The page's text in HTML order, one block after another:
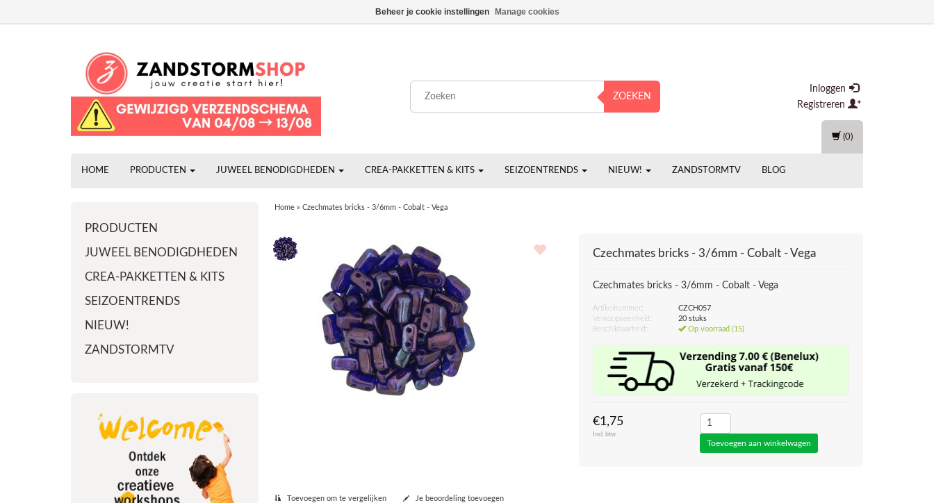
ZOEKEN
Inloggen
Registreren
HOME PRODUCTEN JUWEEL BENODIGDHEDEN CREA-PAKKETTEN & KITS SEIZOENTRENDS NIEUW! ZANDSTORMTV BLOG
(0)
PRODUCTEN
JUWEEL BENODIGDHEDEN
CREA-PAKKETTEN & KITS
SEIZOENTRENDS
NIEUW!
ZANDSTORMTV
Home» Czechmates bricks - 3/6mm - Cobalt - Vega
Czechmates bricks - 3/6mm - Cobalt - Vega
Czechmates bricks - 3/6mm - Cobalt - Vega
Artikelnummer:
CZCH057
Verkoopseenheid:
20 stuks
Beschikbaarheid:
Op voorraad (15)
€1,75
Incl. btw
Toevoegen om te vergelijken Je beoordeling toevoegen
Beheer je cookie instellingen Manage cookies